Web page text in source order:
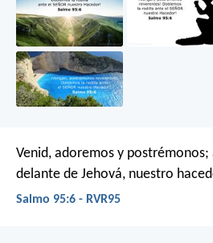
Venid, adoremos y postrémonos;
delante de Jehová, nuestro
Salmo 95:6 - RVR95